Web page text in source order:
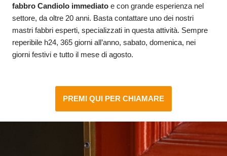
fabbro Candiolo immediato e con grande esperienza nel
settore, da oltre 20 anni. Basta contattare uno dei nostri
mastri fabbri esperti, specializzati in questa attività. Sempre
reperibile h24, 365 giorni all’anno, sabato, domenica, nei
giorni festivi e tutto il mese di agosto.
PREMI QUI PER CHIAMARE